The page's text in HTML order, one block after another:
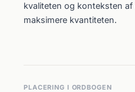
kvaliteten og konteksten
maksimere kvantiteten.
PLACERING I ORDBOGEN